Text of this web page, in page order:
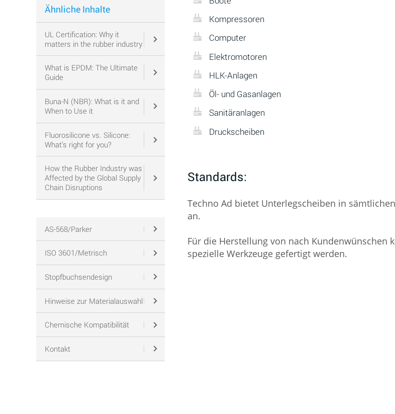
Kompressoren
Computer
Elektromotoren
HLK-Anlagen
Öl- und Gasanlagen
Sanitäranlagen
Druckscheiben
Standards:
Techno Ad bietet Unterlegscheiben in
an.
Für die Herstellung von nach
spezielle Werkzeuge gefertigt werden.
Ähnliche Inhalte
UL Certification: Why it
matters in the rubber industry
What is EPDM: The Ultimate
Guide
Buna-N (NBR): What is it and
When to Use it
Fluorosilicone vs. Silicone:
What’s right for you?
How the Rubber Industry was
Affected by the Global Supply
Chain Disruptions
AS-568/Parker
ISO 3601/Metrisch
Stopfbuchsendesign
Hinweise zur Materialauswahl
Chemische Kompatibilität
Kontakt